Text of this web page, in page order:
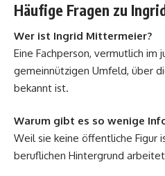
Häufige Fragen zu
Wer ist Ingrid Mittermeier?
Eine Fachperson, vermutlich im
gemeinnützigen Umfeld, über
bekannt ist.
Warum gibt es so wenige
Weil sie keine öffentliche Figur
beruflichen Hintergrund